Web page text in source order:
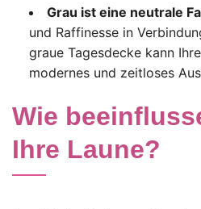
Grau ist eine neutrale
und Raffinesse in
graue Tagesdecke kann
modernes und zeitloses
Wie
Ihre Laune?